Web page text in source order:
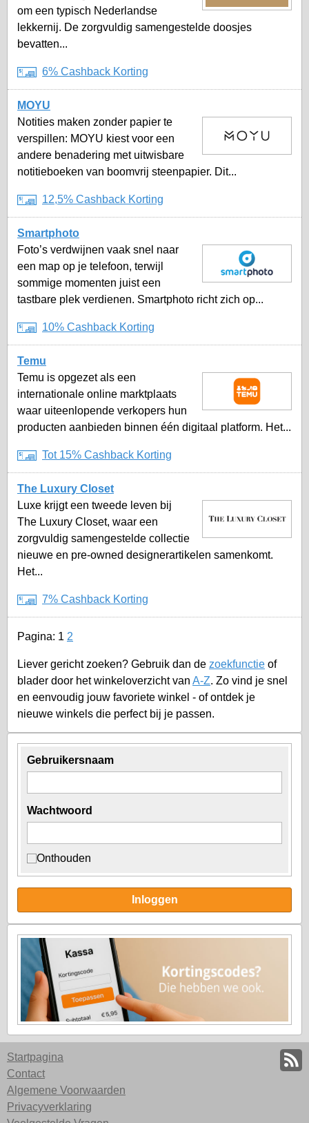
Gebruikersnaam
Wachtwoord
Onthouden
Inloggen
om een typisch Nederlandse
lekkernij. De zorgvuldig samengestelde doosjes
bevatten...
6% Cashback Korting
MOYU
Notities maken zonder papier te
verspillen: MOYU kiest voor een
andere benadering met uitwisbare
notitieboeken van boomvrij steenpapier. Dit...
12,5% Cashback Korting
Smartphoto
Foto’s verdwijnen vaak snel naar
een map op je telefoon, terwijl
sommige momenten juist een
tastbare plek verdienen. Smartphoto richt zich op...
10% Cashback Korting
Temu
Temu is opgezet als een
internationale online marktplaats
waar uiteenlopende verkopers hun
producten aanbieden binnen één digitaal platform. Het...
Tot 15% Cashback Korting
The Luxury Closet
Luxe krijgt een tweede leven bij
The Luxury Closet, waar een
zorgvuldig samengestelde collectie
nieuwe en pre-owned designerartikelen samenkomt.
Het...
7% Cashback Korting
Pagina: 1 2
Liever gericht zoeken? Gebruik dan de zoekfunctie of
blader door het winkeloverzicht van A-Z. Zo vind je snel
en eenvoudig jouw favoriete winkel - of ontdek je
nieuwe winkels die perfect bij je passen.
Startpagina
Contact
Algemene Voorwaarden
Privacyverklaring